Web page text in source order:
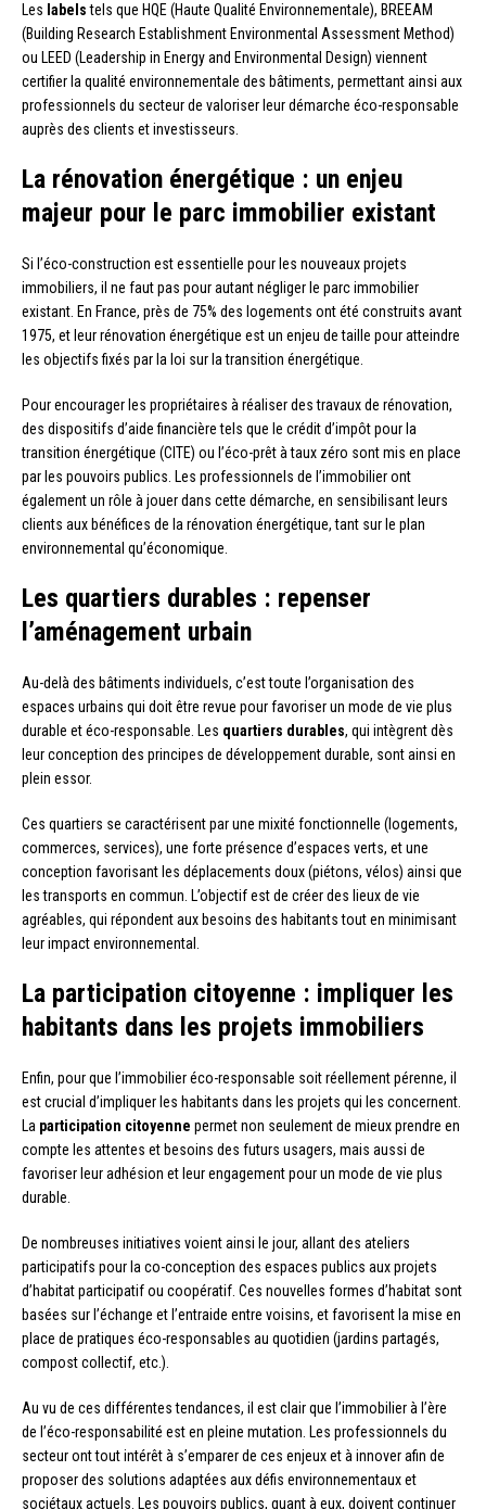
Les labelstels que HQE (Haute Qualité Environnementale), BREEAM
(Building Research Establishment Environmental Assessment Method)
ou LEED (Leadership in Energy and Environmental Design) viennent
certifier la qualité environnementale des bâtiments, permettant ainsi aux
professionnels du secteur de valoriser leur démarche éco-responsable
auprès des clients et investisseurs.
La rénovation énergétique : un enjeu
majeur pour le parc immobilier existant
Si l’éco-construction est essentielle pour les nouveaux projets
immobiliers, il ne faut pas pour autant négliger le parc immobilier
existant. En France, près de 75% des logements ont été construits avant
1975, et leur rénovation énergétique est un enjeu de taille pour atteindre
les objectifs fixés par la loi sur la transition énergétique.
Pour encourager les propriétaires à réaliser des travaux de rénovation,
des dispositifs d’aide financière tels que le crédit d’impôt pour la
transition énergétique (CITE) ou l’éco-prêt à taux zéro sont mis en place
par les pouvoirs publics. Les professionnels de l’immobilier ont
également un rôle à jouer dans cette démarche, en sensibilisant leurs
clients aux bénéfices de la rénovation énergétique, tant sur le plan
environnemental qu’économique.
Les quartiers durables : repenser
l’aménagement urbain
Au-delà des bâtiments individuels, c’est toute l’organisation des
espaces urbains qui doit être revue pour favoriser un mode de vie plus
durable et éco-responsable. Les quartiers durables, qui intègrent dès
leur conception des principes de développement durable, sont ainsi en
plein essor.
Ces quartiers se caractérisent par une mixité fonctionnelle (logements,
commerces, services), une forte présence d’espaces verts, et une
conception favorisant les déplacements doux (piétons, vélos) ainsi que
les transports en commun. L’objectif est de créer des lieux de vie
agréables, qui répondent aux besoins des habitants tout en minimisant
leur impact environnemental.
La participation citoyenne : impliquer les
habitants dans les projets immobiliers
Enfin, pour que l’immobilier éco-responsable soit réellement pérenne, il
est crucial d’impliquer les habitants dans les projets qui les concernent.
La participation citoyenne permet non seulement de mieux prendre en
compte les attentes et besoins des futurs usagers, mais aussi de
favoriser leur adhésion et leur engagement pour un mode de vie plus
durable.
De nombreuses initiatives voient ainsi le jour, allant des ateliers
participatifs pour la co-conception des espaces publics aux projets
d’habitat participatif ou coopératif. Ces nouvelles formes d’habitat sont
basées sur l’échange et l’entraide entre voisins, et favorisent la mise en
place de pratiques éco-responsables au quotidien (jardins partagés,
compost collectif, etc.).
Au vu de ces différentes tendances, il est clair que l’immobilier à l’ère
de l’éco-responsabilité est en pleine mutation. Les professionnels du
secteur ont tout intérêt à s’emparer de ces enjeux et à innover afin de
proposer des solutions adaptées aux défis environnementaux et
sociétaux actuels. Les pouvoirs publics, quant à eux, doivent continuer